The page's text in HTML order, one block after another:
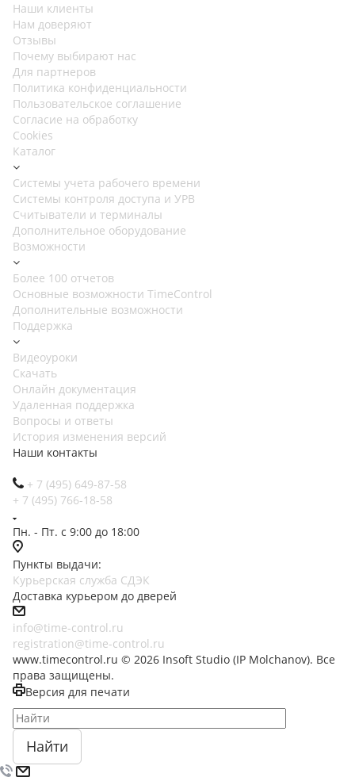
Наши клиенты
Нам доверяют
Отзывы
Почему выбирают нас
Для партнеров
Политика конфиденциальности
Пользовательское соглашение
Согласие на обработку
Cookies
Каталог
Cистемы учета рабочего времени
Системы контроля доступа и УРВ
Считыватели и терминалы
Дополнительное оборудование
Возможности
Более 100 отчетов
Основные возможности TimeControl
Дополнительные возможности
Поддержка
Видеоуроки
Скачать
Онлайн документация
Удаленная поддержка
Вопросы и ответы
История изменения версий
Наши контакты
+ 7 (495) 649-87-58
+ 7 (495) 766-18-58
Пн. - Пт. с 9:00 до 18:00
Пункты выдачи:
Курьерская служба СДЭК
Доставка курьером до дверей
info@time-control.ru
registration@time-control.ru
www.timecontrol.ru © 2026 Insoft Studio (IP Molchanov). Все
права защищены.
Версия для печати
Найти